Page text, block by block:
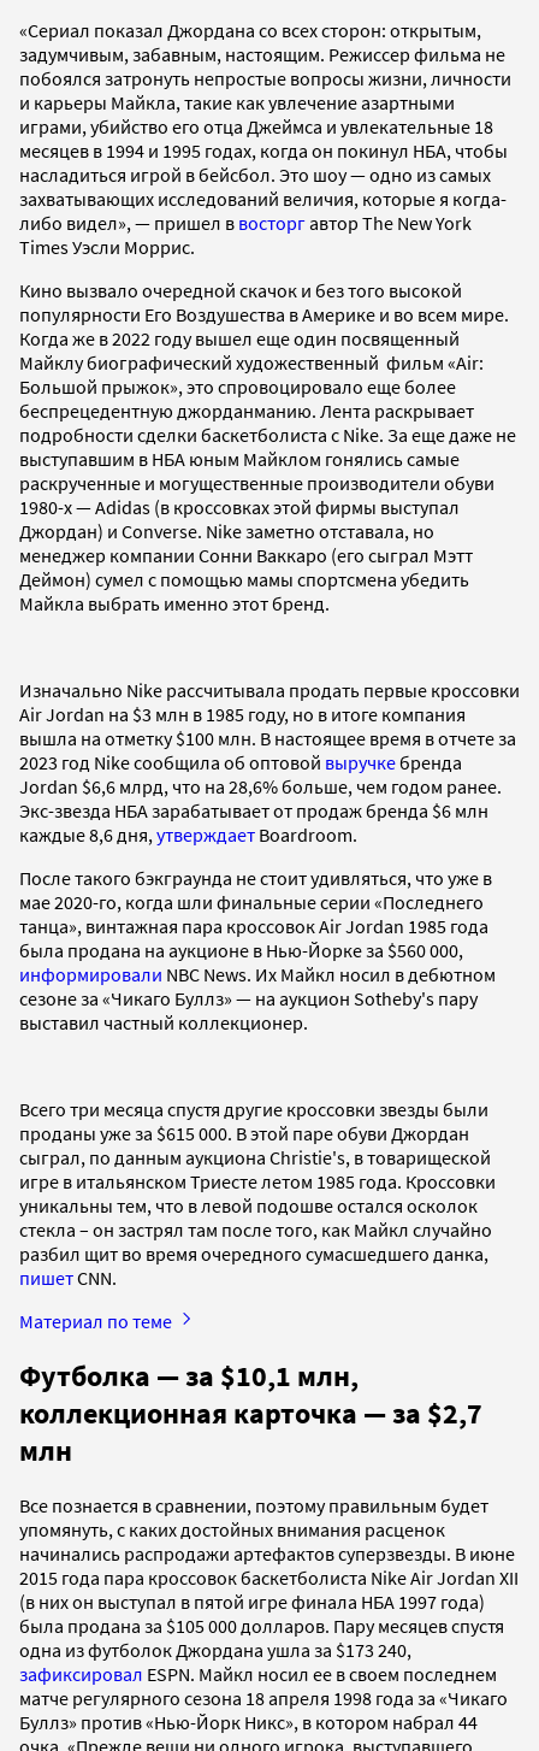
«Сериал показал Джордана со всех сторон: открытым,
задумчивым, забавным, настоящим. Режиссер фильма не
побоялся затронуть непростые вопросы жизни, личности
и карьеры Майкла, такие как увлечение азартными
играми, убийство его отца Джеймса и увлекательные 18
месяцев в 1994 и 1995 годах, когда он покинул НБА, чтобы
насладиться игрой в бейсбол. Это шоу — одно из самых
захватывающих исследований величия, которые я когда-
либо видел», — пришел в восторгавтор The New York
Times Уэсли Моррис.
Кино вызвало очередной скачок и без того высокой
популярности Его Воздушества в Америке и во всем мире.
Когда же в 2022 году вышел еще один посвященный
Майклу биографический художественный фильм «Air:
Большой прыжок», это спровоцировало еще более
беспрецедентную джорданманию. Лента раскрывает
подробности сделки баскетболиста с Nike. За еще даже не
выступавшим в НБА юным Майклом гонялись самые
раскрученные и могущественные производители обуви
1980-х — Adidas (в кроссовках этой фирмы выступал
Джордан) и Converse. Nike заметно отставала, но
менеджер компании Сонни Ваккаро (его сыграл Мэтт
Деймон) сумел с помощью мамы спортсмена убедить
Майкла выбрать именно этот бренд.
Изначально Nike рассчитывала продать первые кроссовки
Air Jordan на $3 млн в 1985 году, но в итоге компания
вышла на отметку $100 млн. В настоящее время в отчете за
2023 год Nike сообщила об оптовой выручкебренда
Jordan $6,6 млрд, что на 28,6% больше, чем годом ранее.
Экс-звезда НБА зарабатывает от продаж бренда $6 млн
каждые 8,6 дня, утверждает Boardroom.
После такого бэкграунда не стоит удивляться, что уже в
мае 2020-го, когда шли финальные серии «Последнего
танца», винтажная пара кроссовок Air Jordan 1985 года
была продана на аукционе в Нью-Йорке за $560 000,
информировали NBC News. Их Майкл носил в дебютном
сезоне за «Чикаго Буллз» — на аукцион Sotheby's пару
выставил частный коллекционер.
Всего три месяца спустя другие кроссовки звезды были
проданы уже за $615 000. В этой паре обуви Джордан
сыграл, по данным аукциона Christie's, в товарищеской
игре в итальянском Триесте летом 1985 года. Кроссовки
уникальны тем, что в левой подошве остался осколок
стекла – он застрял там после того, как Майкл случайно
разбил щит во время очередного сумасшедшего данка,
пишетCNN.
Материал по теме
Футболка — за $10,1 млн,
коллекционная карточка — за $2,7
млн
Все познается в сравнении, поэтому правильным будет
упомянуть, с каких достойных внимания расценок
начинались распродажи артефактов суперзвезды. В июне
2015 года пара кроссовок баскетболиста Nike Air Jordan XII
(в них он выступал в пятой игре финала НБА 1997 года)
была продана за $105 000 долларов. Пару месяцев спустя
одна из футболок Джордана ушла за ​​$173 240,
зафиксировал ESPN. Майкл носил ее в своем последнем
матче регулярного сезона 18 апреля 1998 года за «Чикаго
Буллз» против «Нью-Йорк Никс», в котором набрал 44
очка. «Прежде вещи ни одного игрока, выступавшего